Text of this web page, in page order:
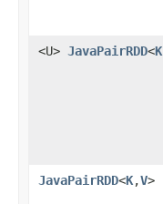
<U> JavaPairRDD<K
JavaPairRDD<K,V>